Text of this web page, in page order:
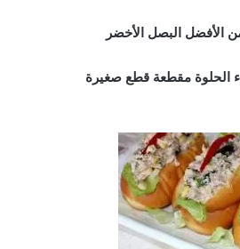
الأفضل البصل الأخضر
الحلوة مقطعة قطع صغيرة